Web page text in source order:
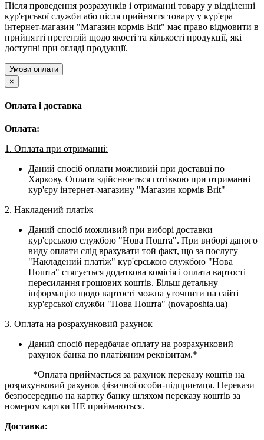
Після проведення розрахунків і отриманні товару у відділенні
кур'єрської служби або після прийняття товару у кур'єра
інтернет-магазин "Магазин кормів Brit" має право відмовити в
прийнятті претензій щодо якості та кількості продукції, які
доступні при огляді продукції.
Умови оплати
×
Оплата і доставка
Оплата:
1. Оплата при отриманні:
Даний спосіб оплати можливий при доставці по
Харкову. Оплата здійснюється готівкою при отриманні
кур'єру інтернет-магазину "Магазин кормів Brit"
2. Накладений платіж
Даний спосіб можливий при виборі доставки
кур'єрською службою "Нова Пошта". При виборі даного
виду оплати слід врахувати той факт, що за послугу
"Накладений платіж" кур'єрською службою "Нова
Пошта" стягується додаткова комісія і оплата вартості
пересилання грошових коштів. Більш детальну
інформацію щодо вартості можна уточнити на сайті
кур'єрської служби "Нова Пошта" (novaposhta.ua)
3. Оплата на розрахунковий рахунок
Даний спосіб передбачає оплату на розрахунковий
рахунок банка по платіжним реквізитам.*
*Оплата приймається за рахунок переказу коштів на
розрахунковий рахунок фізичної особи-підприємця. Перекази
безпосередньо на картку банку шляхом переказу коштів за
номером картки НЕ приймаються.
Доставка: